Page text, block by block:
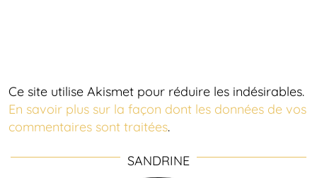
Ce site utilise Akismet pour réduire les indésirables.
En savoir plus sur la façon dont les données de vos
commentaires sont traitées.
SANDRINE